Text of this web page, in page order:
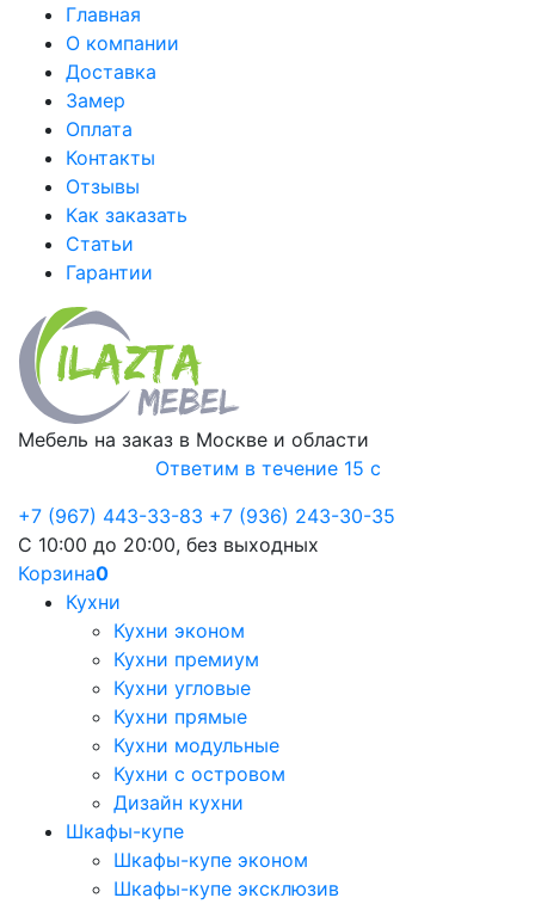
Главная
О компании
Доставка
Замер
Оплата
Контакты
Отзывы
Как заказать
Статьи
Гарантии
Мебель на заказ в Москве и области
Ответим в течение 15 с
+7 (967) 443-33-83 +7 (936) 243-30-35
С 10:00 до 20:00, без выходных
Корзина0
Кухни
Кухни эконом
Кухни премиум
Кухни угловые
Кухни прямые
Кухни модульные
Кухни с островом
Дизайн кухни
Шкафы-купе
Шкафы-купе эконом
Шкафы-купе эксклюзив